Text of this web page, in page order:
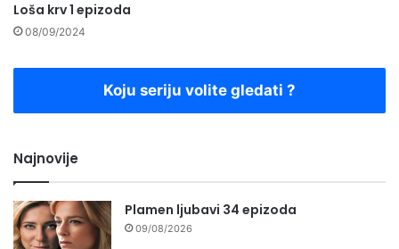
Loša krv 1 epizoda
08/09/2024
Koju seriju volite gledati ?
Najnovije
Plamen ljubavi 34 epizoda
09/08/2026